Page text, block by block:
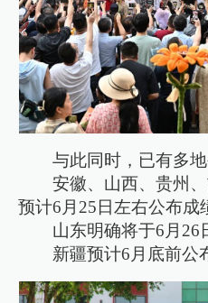
与此同时，已有多
安徽、山西、贵州
预计6月25日左右公布成
山东明确将于6月26
新疆预计6月底前公